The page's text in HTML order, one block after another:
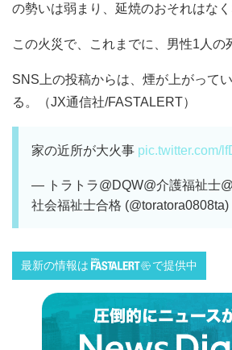
の勢いは弱まり、延焼のおそれはなく
この火災で、これまでに、男性1人の
SNS上の投稿からは、煙が上がって
る。（JX通信社/FASTALERT）
家の近所が大火事 pic.twitter.com/
— トラトラ@DQW@介護福祉士
社会福祉士合格 (@toratora0808ta)
最新の情報は で提供中